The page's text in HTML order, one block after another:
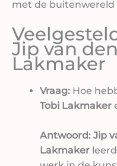
met de buitenwereld
Jip van
Lakmaker
Vraag:Hoe
Tobi Lakmaker
Antwoord: Jip
Lakmaker